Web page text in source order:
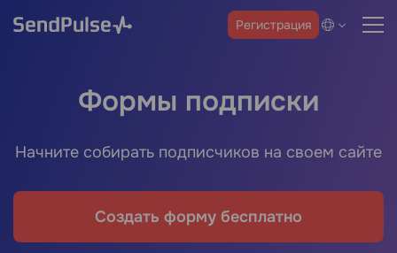
Регистрация
Формы подписки
Начните собирать подписчиков на своем сайте
Создать форму бесплатно